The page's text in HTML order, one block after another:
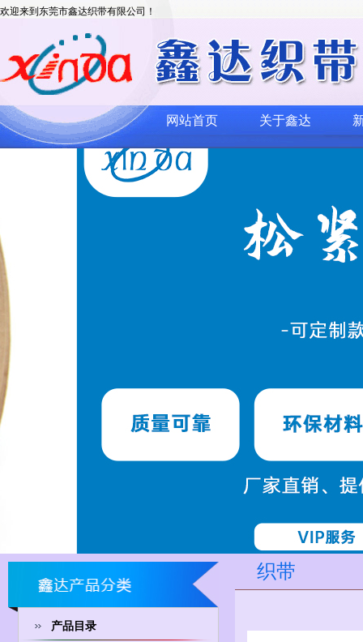
欢迎来到东莞市鑫达织带有限公司！
网站首页 关于鑫达
产品目录
织带